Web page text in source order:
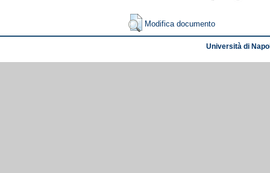
Modifica documento
Università di